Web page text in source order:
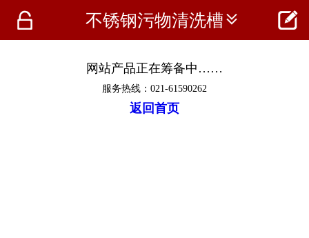
 首页
 不锈钢污物清洗槽  
网站产品正在筹备中……
服务热线：021-61590262
返回首页